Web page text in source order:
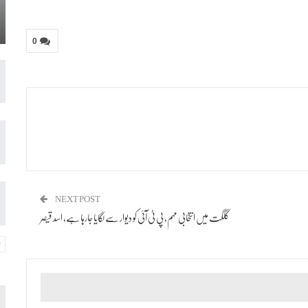
0
NEXT POST
گلگت میں انتخابی مہم، پی ٹی آئی کو دیوار سے لگایا جارہا ہے، اسد قیصر